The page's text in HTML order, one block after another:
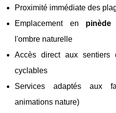
Proximité immédiate des
Emplacement en
l'ombre naturelle
Accès direct aux sentiers
cyclables
Services adaptés aux
animations nature)